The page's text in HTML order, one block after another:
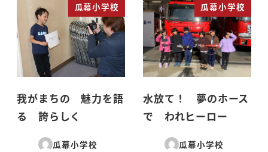
瓜幕小学校
我がまちの 魅力を語
る 誇らしく
瓜幕小学校
瓜幕小学校
水放て！ 夢のホース
で われヒーロー
瓜幕小学校